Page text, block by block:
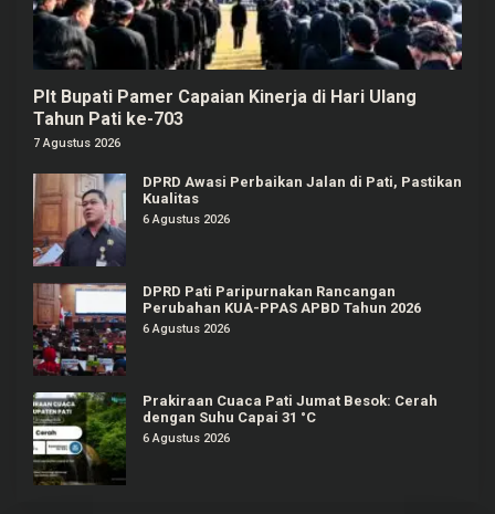
Plt Bupati Pamer Capaian Kinerja di Hari Ulang
Tahun Pati ke-703
7 Agustus 2026
DPRD Awasi Perbaikan Jalan di Pati, Pastikan
Kualitas
6 Agustus 2026
DPRD Pati Paripurnakan Rancangan
Perubahan KUA-PPAS APBD Tahun 2026
6 Agustus 2026
Prakiraan Cuaca Pati Jumat Besok: Cerah
dengan Suhu Capai 31 °C
6 Agustus 2026